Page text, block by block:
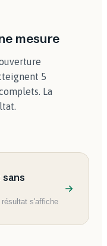
mesure
5
La
sans
résultat s'affiche